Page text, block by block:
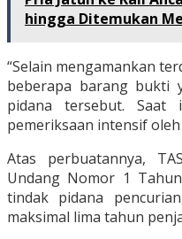
hingga Ditemukan
“Selain mengamankan
beberapa barang bukti
pidana tersebut. Saat
pemeriksaan intensif oleh
Atas perbuatannya,
Undang Nomor 1
tindak pidana
maksimal lima tahun